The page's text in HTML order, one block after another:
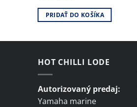
PRIDAŤ DO KOŠÍKA
HOT CHILLI LODE
Autorizovaný predaj:
Yamaha marine